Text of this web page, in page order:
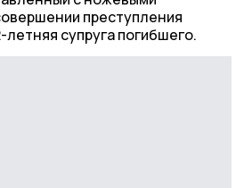
преступления
супруга погибшего.